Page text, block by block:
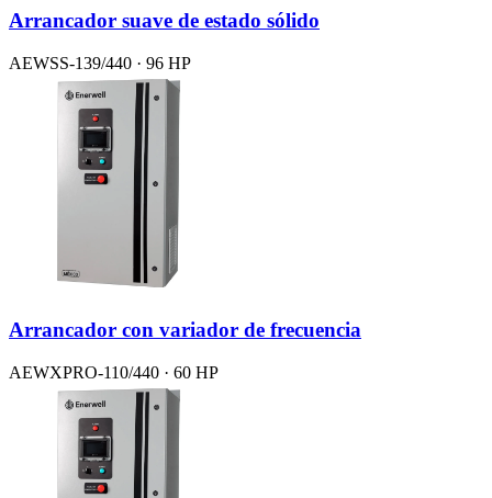
Arrancador suave de estado sólido
AEWSS-139/440 · 96 HP
Arrancador con variador de frecuencia
AEWXPRO-110/440 · 60 HP